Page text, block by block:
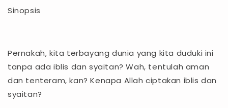
Sinopsis
Pernakah, kita terbayang dunia yang kita duduki ini
tanpa ada iblis dan syaitan? Wah, tentulah aman
dan tenteram, kan? Kenapa Allah ciptakan iblis dan
syaitan?